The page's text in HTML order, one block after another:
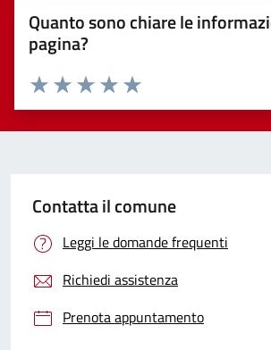
Quanto sono chiare le
pagina?
Valuta 5 stelle su 5
Valuta 4 stelle su 5
Valuta 3 stelle su 5
Valuta 2 stelle su 5
Valuta 1 stelle su 5
Contatta il comune
Leggi le domande frequenti
Richiedi assistenza
Prenota appuntamento